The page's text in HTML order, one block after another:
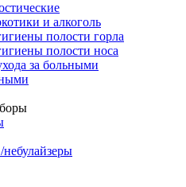
и алкоголь
полости горла
полости носа
за больными